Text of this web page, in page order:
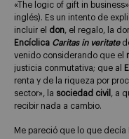
«The logic of gift in
inglés). Es un intento de
incluir el don, el regalo, la
Encíclica Caritas in veritate
venido considerando que el
justicia conmutativa; que al
renta y de la riqueza por
sector», la sociedad civil , a
recibir nada a cambio.
Me pareció que lo que